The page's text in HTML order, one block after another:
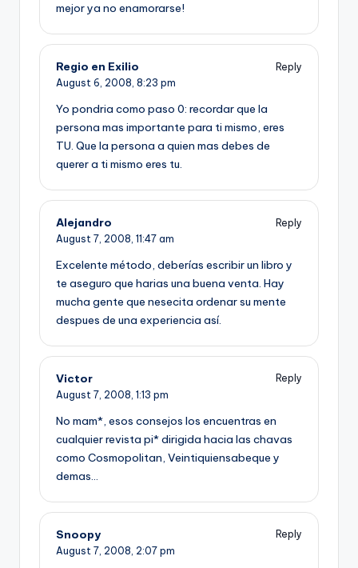
mejor ya no enamorarse!
Regio en Exilio
Reply
August 6, 2008, 8:23 pm
Yo pondria como paso 0: recordar que la
persona mas importante para ti mismo, eres
TU. Que la persona a quien mas debes de
querer a ti mismo eres tu.
Alejandro
Reply
August 7, 2008, 11:47 am
Excelente método, deberí­as escribir un libro y
te aseguro que harias una buena venta. Hay
mucha gente que nesecita ordenar su mente
despues de una experiencia así­.
Victor
Reply
August 7, 2008, 1:13 pm
No mam*, esos consejos los encuentras en
cualquier revista pi* dirigida hacia las chavas
como Cosmopolitan, Veintiquiensabeque y
demas…
Snoopy
Reply
August 7, 2008, 2:07 pm